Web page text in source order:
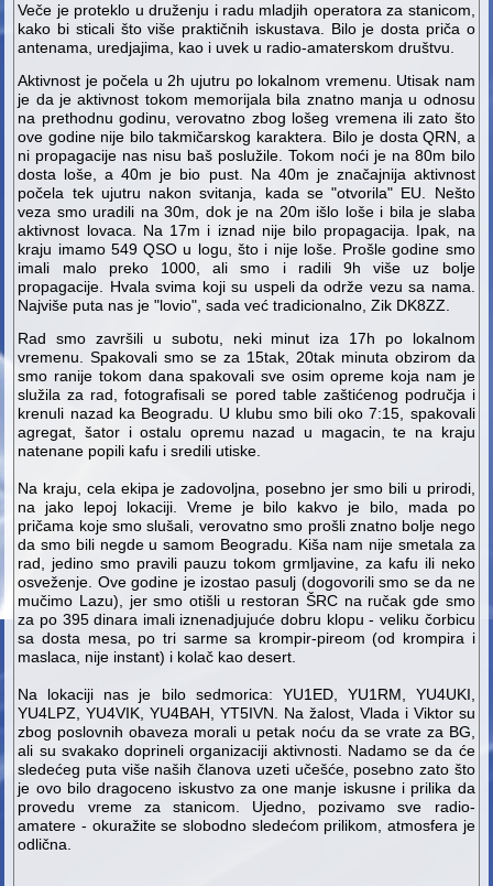
Veče je proteklo u druženju i radu mladjih operatora za stanicom,
kako bi sticali što više praktičnih iskustava. Bilo je dosta priča o
antenama, uredjajima, kao i uvek u radio-amaterskom društvu.
Aktivnost je počela u 2h ujutru po lokalnom vremenu. Utisak nam
je da je aktivnost tokom memorijala bila znatno manja u odnosu
na prethodnu godinu, verovatno zbog lošeg vremena ili zato što
ove godine nije bilo takmičarskog karaktera. Bilo je dosta QRN, a
ni propagacije nas nisu baš poslužile. Tokom noći je na 80m bilo
dosta loše, a 40m je bio pust. Na 40m je značajnija aktivnost
počela tek ujutru nakon svitanja, kada se "otvorila" EU. Nešto
veza smo uradili na 30m, dok je na 20m išlo loše i bila je slaba
aktivnost lovaca. Na 17m i iznad nije bilo propagacija. Ipak, na
kraju imamo 549 QSO u logu, što i nije loše. Prošle godine smo
imali malo preko 1000, ali smo i radili 9h više uz bolje
propagacije. Hvala svima koji su uspeli da održe vezu sa nama.
Najviše puta nas je "lovio", sada već tradicionalno, Zik DK8ZZ.
Rad smo završili u subotu, neki minut iza 17h po lokalnom
vremenu. Spakovali smo se za 15tak, 20tak minuta obzirom da
smo ranije tokom dana spakovali sve osim opreme koja nam je
služila za rad, fotografisali se pored table zaštićenog područja i
krenuli nazad ka Beogradu. U klubu smo bili oko 7:15, spakovali
agregat, šator i ostalu opremu nazad u magacin, te na kraju
natenane popili kafu i sredili utiske.
Na kraju, cela ekipa je zadovoljna, posebno jer smo bili u prirodi,
na jako lepoj lokaciji. Vreme je bilo kakvo je bilo, mada po
pričama koje smo slušali, verovatno smo prošli znatno bolje nego
da smo bili negde u samom Beogradu. Kiša nam nije smetala za
rad, jedino smo pravili pauzu tokom grmljavine, za kafu ili neko
osveženje. Ove godine je izostao pasulj (dogovorili smo se da ne
mučimo Lazu), jer smo otišli u restoran ŠRC na ručak gde smo
za po 395 dinara imali iznenadjujuće dobru klopu - veliku čorbicu
sa dosta mesa, po tri sarme sa krompir-pireom (od krompira i
maslaca, nije instant) i kolač kao desert.
Na lokaciji nas je bilo sedmorica: YU1ED, YU1RM, YU4UKI,
YU4LPZ, YU4VIK, YU4BAH, YT5IVN. Na žalost, Vlada i Viktor su
zbog poslovnih obaveza morali u petak noću da se vrate za BG,
ali su svakako doprineli organizaciji aktivnosti. Nadamo se da će
sledećeg puta više naših članova uzeti učešće, posebno zato što
je ovo bilo dragoceno iskustvo za one manje iskusne i prilika da
provedu vreme za stanicom. Ujedno, pozivamo sve radio-
amatere - okuražite se slobodno sledećom prilikom, atmosfera je
odlična.